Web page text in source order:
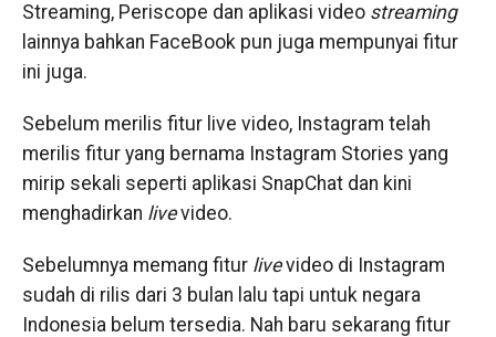
Streaming, Periscope dan aplikasi videostreaming
lainnya bahkan FaceBook pun juga mempunyai fitur
ini juga.
Sebelum merilis fitur live video, Instagram telah
merilis fitur yang bernama Instagram Stories yang
mirip sekali seperti aplikasi SnapChat dan kini
menghadirkan livevideo.
Sebelumnya memang fitur livevideo di Instagram
sudah di rilis dari 3 bulan lalu tapi untuk negara
Indonesia belum tersedia. Nah baru sekarang fitur